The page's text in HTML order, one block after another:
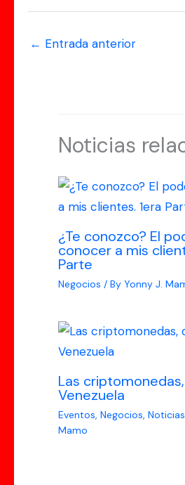
← Entrada anterior
Noticias
¿Te conozco? El
conocer a mis
Parte
Negocios / By Yonny J.
Las
Venezuela
Eventos, Negocios, Noticias
Mamo